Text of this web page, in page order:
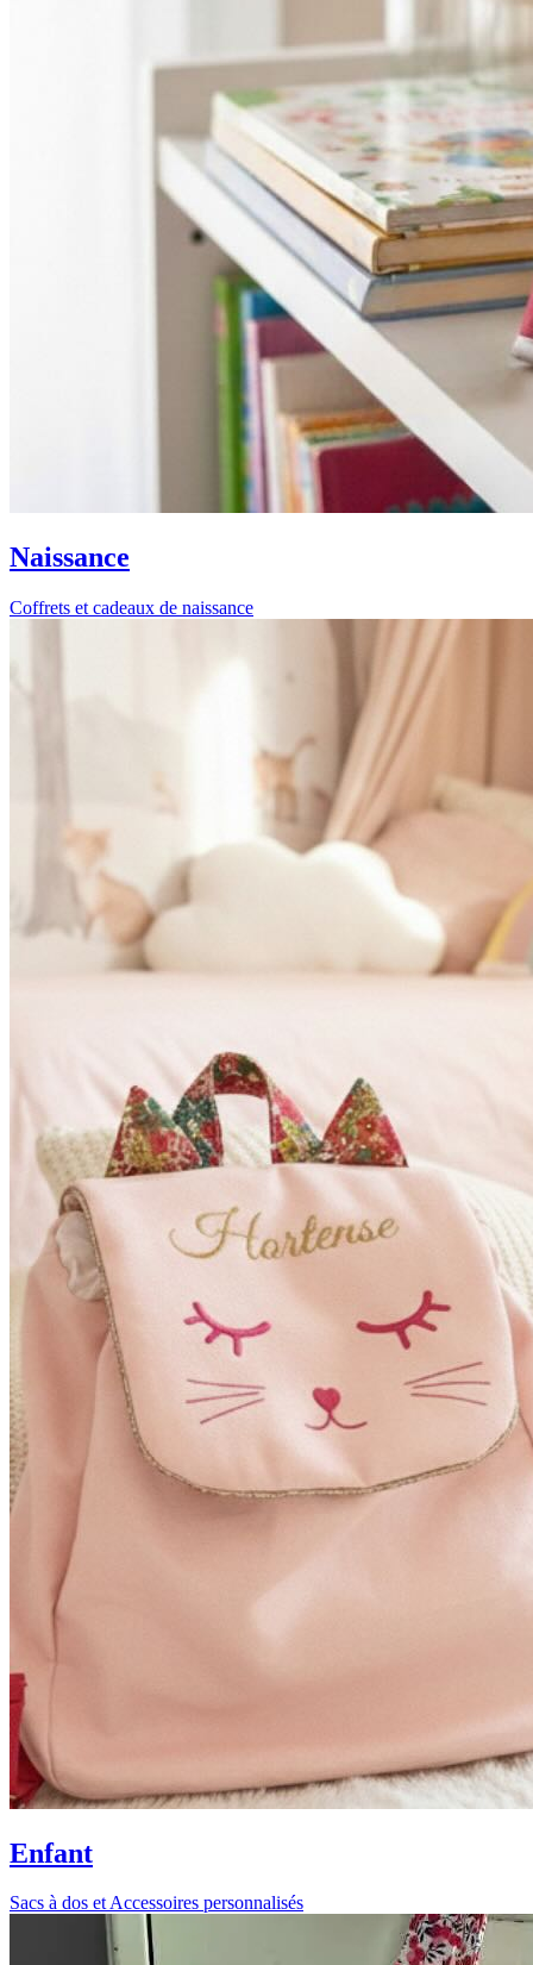
Naissance
Coffrets et cadeaux de naissance
Enfant
Sacs à dos et Accessoires personnalisés